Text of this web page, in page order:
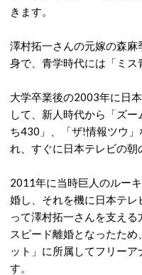
きます。
澤村拓一さんの元嫁の森
身で、青学時代には「ミス
大学卒業後の2003年に日
して、新人時代から「ズ
ち430」、「ザ!情報ツウ
れ、すぐに日本テレビの朝
2011年に当時巨人のルー
婚し、それを機に日本テ
って澤村拓一さんを支え
スピード離婚となったた
ット」に所属してフリー
す。